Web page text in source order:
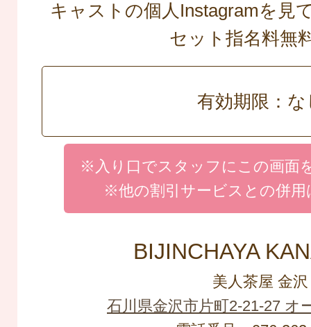
キャストの個人Instagramを見
セット指名料
有効期限：な
※入り口でスタッフにこの画面
※他の割引サービスとの併
BIJINCHAYA
美人茶屋 金沢
石川県金沢市片町2-21-27 オ